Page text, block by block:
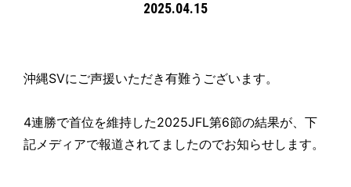
2025.04.15
沖縄SVにご声援いただき有難うございます。
4連勝で首位を維持した2025JFL第6節の結果が、下
記メディアで報道されてましたのでお知らせします。